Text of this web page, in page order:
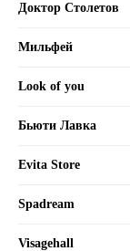
Доктор Столетов
Мильфей
Look of you
Бьюти Лавка
Evita Store
Spadream
Visagehall